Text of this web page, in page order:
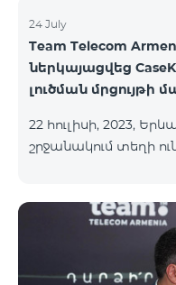
24 July
Team Telecom
ներկայացվեց
լուծման մրցույթի
22 հուլիսի, 2023,
շրջանակում տեղի
Հայաստանի տարբեր
երիտասարդներ
հրապարակային
մանրամասներին ու